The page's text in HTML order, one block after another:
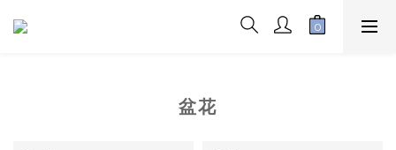
盆花